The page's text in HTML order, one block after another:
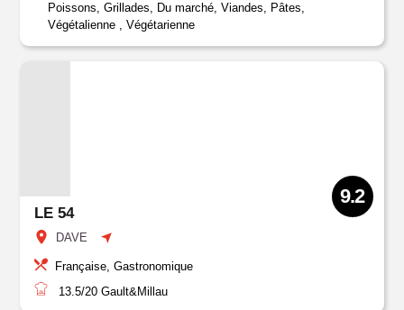
Poissons, Grillades, Du marché, Viandes, Pâtes,
Végétalienne , Végétarienne
LE 54
DAVE
9.2
Française, Gastronomique
13.5/20 Gault&Millau